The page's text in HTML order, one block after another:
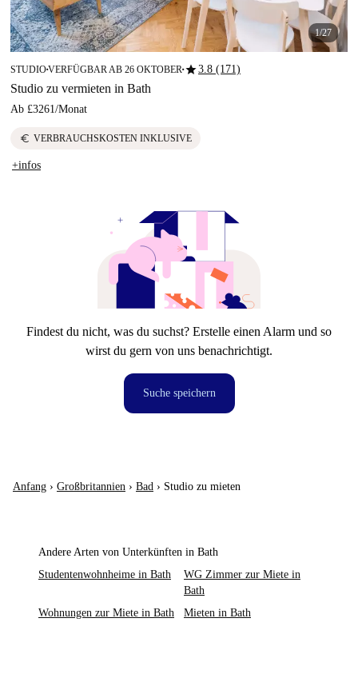
1/27
STUDIO■VERFÜGBAR AB 26 OKTOBER ■star3.8 (171)
Studio zu vermieten in Bath
Ab £3261/Monat
euro VERBRAUCHSKOSTEN INKLUSIVE
+infos
Findest du nicht, was du suchst? Erstelle einen Alarm und so
wirst du gern von uns benachrichtigt.
Suche speichern
Anfang › Großbritannien › Bad › Studio zu mieten
Andere Arten von Unterkünften in Bath
Studentenwohnheime in Bath
WG Zimmer zur Miete in
Bath
Wohnungen zur Miete in Bath
Mieten in Bath